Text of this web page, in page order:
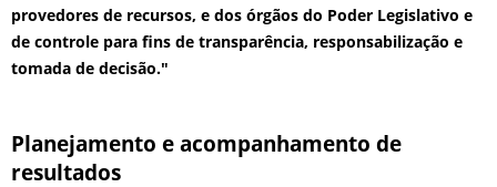
provedores de recursos, e dos órgãos do Poder Legislativo e
de controle para fins de transparência, responsabilização e
tomada de decisão."
Planejamento e acompanhamento de
resultados